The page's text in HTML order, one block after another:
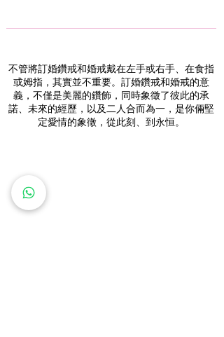
不管將訂婚鑽戒和婚戒戴在左手或右手、在食指
或姆指，其實並不重要。訂婚鑽戒和婚戒的意
義，不僅是美麗的鑽飾，同時象徵了彼此的承
諾、未來的經歷，以及二人合而為一，是你倆堅
定愛情的象徵，從此刻、到永恒。